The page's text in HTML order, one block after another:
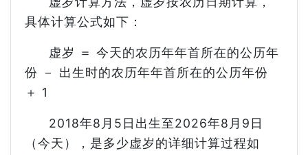
具体计算公式如下：
虚岁 ＝ 今天的农历年年首所在的公历年
份 － 出生时的农历年年首所在的公历年份
＋ 1
2018年8月5日出生至2026年8月9日
（今天），是多少虚岁的详细计算过程如